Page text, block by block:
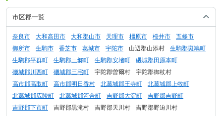
市区郡一覧
奈良市 大和高田市 大和郡山市 天理市 橿原市 桜井市
五條市
御所市
生駒市 香芝市 葛城市 宇陀市 山辺郡山添村
生駒郡斑鳩町
生駒郡平群町
生駒郡三郷町 生駒郡安堵町
磯城郡田原本町
磯城郡川西町
磯城郡三宅町 宇陀郡曽爾村
宇陀郡御杖村
高市郡高取町
高市郡明日香村 北葛城郡王寺町
北葛城郡上牧町
北葛城郡広陵町
北葛城郡河合町 吉野郡大淀町
吉野郡吉野町
吉野郡下市町
吉野郡黒滝村 吉野郡天川村 吉野郡野迫川村